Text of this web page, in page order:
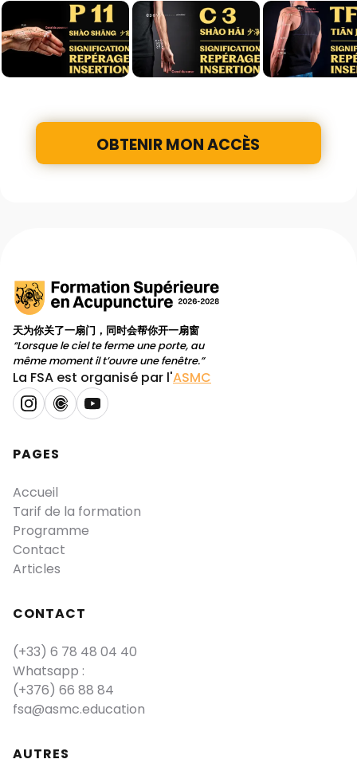
OBTENIR MON ACCÈS
天为你关了一扇门，同时会帮你开一扇窗
“Lorsque le ciel te ferme une porte, au
même moment il t’ouvre une fenêtre.”
La FSA est organisé par l'ASMC
PAGES
Accueil
Tarif de la formation
Programme
Contact
Articles
CONTACT
(+33) 6 78 48 04 40
Whatsapp :
(+376) 66 88 84
fsa@asmc.education
AUTRES